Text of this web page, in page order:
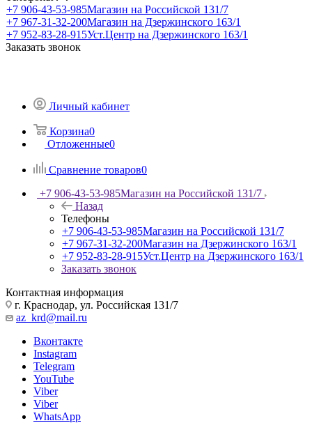
+7 906-43-53-985Магазин на Российской 131/7
+7 967-31-32-200Магазин на Дзержинского 163/1
+7 952-83-28-915Уст.Центр на Дзержинского 163/1
Заказать звонок
Личный кабинет
Корзина0
Отложенные0
Сравнение товаров0
+7 906-43-53-985Магазин на Российской 131/7
Назад
Телефоны
+7 906-43-53-985Магазин на Российской 131/7
+7 967-31-32-200Магазин на Дзержинского 163/1
+7 952-83-28-915Уст.Центр на Дзержинского 163/1
Заказать звонок
Контактная информация
г. Краснодар, ул. Российская 131/7
az_krd@mail.ru
Вконтакте
Instagram
Telegram
YouTube
Viber
Viber
WhatsApp